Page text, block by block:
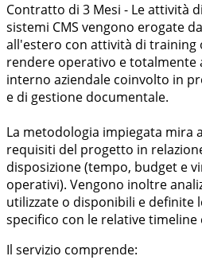
Contratto di 3 Mesi - Le attività
sistemi CMS vengono erogate
all'estero con attività di training
rendere operativo e
interno aziendale coinvolto in
e di gestione documentale.
La metodologia impiegata mira
requisiti del progetto in
disposizione (tempo, budget e
operativi). Vengono inoltre
utilizzate o disponibili e definite
specifico con le relative timeline
Il servizio comprende: